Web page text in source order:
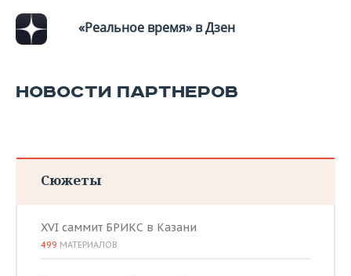
«Реальное время» в Дзен
НОВОСТИ ПАРТНЕРОВ
Сюжеты
XVI саммит БРИКС в Казани
499 МАТЕРИАЛОВ